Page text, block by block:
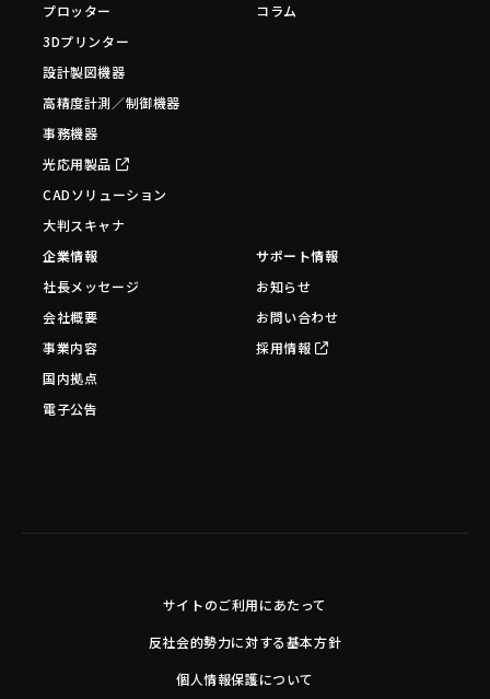
プロッター
3Dプリンター
設計製図機器
高精度計測／制御機器
事務機器
光応用製品
CADソリューション
大判スキャナ
コラム
企業情報
社長メッセージ
会社概要
事業内容
国内拠点
電子公告
サポート情報
お知らせ
お問い合わせ
採用情報
サイトのご利用にあたって
反社会的勢力に対する基本方針
個人情報保護について